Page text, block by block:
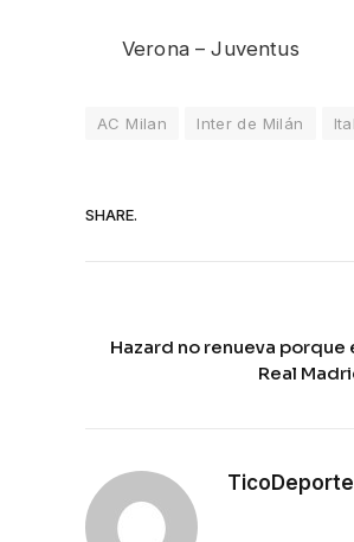
Verona – Juventus
AC Milan Inter de Milán
SHARE.
Hazard no renueva porque
Real